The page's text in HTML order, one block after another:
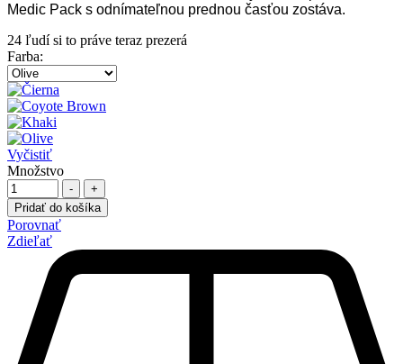
Medic Pack s odnímateľnou prednou časťou zostáva.
24 ľudí si to práve teraz prezerá
Farba:
Vyčistiť
Množstvo
-
+
Pridať do košíka
Porovnať
Zdieľať